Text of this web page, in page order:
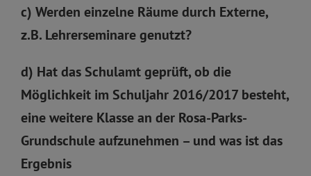
c) Werden einzelne Räume durch Externe,
z.B. Lehrerseminare genutzt?
d) Hat das Schulamt geprüft, ob die
Möglichkeit im Schuljahr 2016/2017 besteht,
eine weitere Klasse an der Rosa-Parks-
Grundschule aufzunehmen – und was ist das
Ergebnis